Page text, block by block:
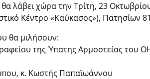
λάβει χώρα την Τρίτη, 23
Κέντρο «Καύκασος»), Πατησίων
θα μιλήσουν:
της Ύπατης Αρμοστείας του
κ. Κωστής Παπαϊωάννου